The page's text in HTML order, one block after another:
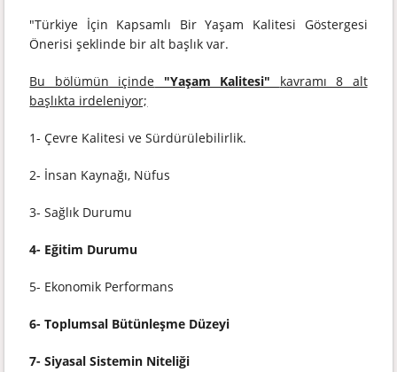
"Türkiye İçin Kapsamlı Bir Yaşam Kalitesi Göstergesi
Önerisi şeklinde bir alt başlık var.
Bu bölümün içinde "Yaşam Kalitesi" kavramı 8 alt
başlıkta irdeleniyor;
1- Çevre Kalitesi ve Sürdürülebilirlik.
2- İnsan Kaynağı, Nüfus
3- Sağlık Durumu
4- Eğitim Durumu
5- Ekonomik Performans
6- Toplumsal Bütünleşme Düzeyi
7- Siyasal Sistemin Niteliği